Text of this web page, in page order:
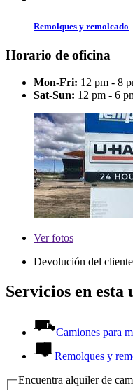
Remolques y remolcado
Horario de oficina
Mon-Fri: 12 pm - 8
Sat-Sun: 12 pm - 6
Verfotos
Devolución del
Servicios en esta
Camiones para
Remolques y
Encuentra alquiler de